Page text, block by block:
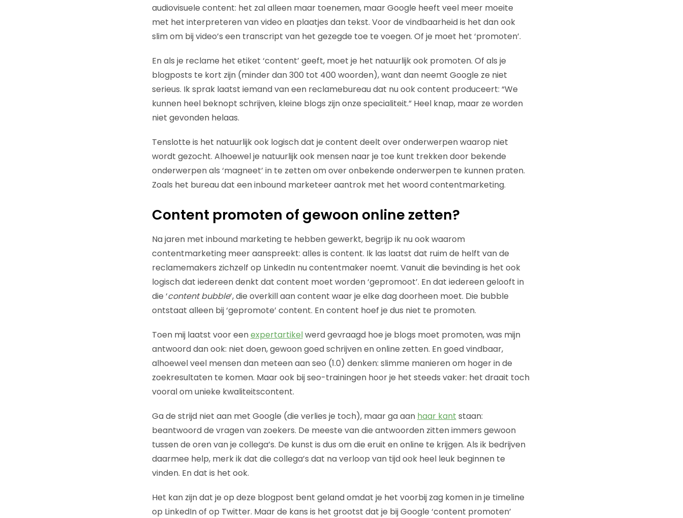
audiovisuele content: het zal alleen maar toenemen, maar Google heeft veel meer moeite
met het interpreteren van video en plaatjes dan tekst. Voor de vindbaarheid is het dan ook
slim om bij video’s een transcript van het gezegde toe te voegen. Of je moet het ‘promoten’.
En als je reclame het etiket ‘content’ geeft, moet je het natuurlijk ook promoten. Of als je
blogposts te kort zijn (minder dan 300 tot 400 woorden), want dan neemt Google ze niet
serieus. Ik sprak laatst iemand van een reclamebureau dat nu ook content produceert: “We
kunnen heel beknopt schrijven, kleine blogs zijn onze specialiteit.” Heel knap, maar ze worden
niet gevonden helaas.
Tenslotte is het natuurlijk ook logisch dat je content deelt over onderwerpen waarop niet
wordt gezocht. Alhoewel je natuurlijk ook mensen naar je toe kunt trekken door bekende
onderwerpen als ‘magneet’ in te zetten om over onbekende onderwerpen te kunnen praten.
Zoals het bureau dat een inbound marketeer aantrok met het woord contentmarketing.
Content promoten of gewoon online zetten?
Na jaren met inbound marketing te hebben gewerkt, begrijp ik nu ook waarom
contentmarketing meer aanspreekt: alles is content. Ik las laatst dat ruim de helft van de
reclamemakers zichzelf op LinkedIn nu contentmaker noemt. Vanuit die bevinding is het ook
logisch dat iedereen denkt dat content moet worden ‘gepromoot’. En dat iedereen gelooft in
die ‘content bubble‘, die overkill aan content waar je elke dag doorheen moet. Die bubble
ontstaat alleen bij ‘gepromote’ content. En content hoef je dus niet te promoten.
Toen mij laatst voor eenexpertartikelwerd gevraagd hoe je blogs moet promoten, was mijn
antwoord dan ook: niet doen, gewoon goed schrijven en online zetten. En goed vindbaar,
alhoewel veel mensen dan meteen aan seo (1.0) denken: slimme manieren om hoger in de
zoekresultaten te komen. Maar ook bij seo-trainingen hoor je het steeds vaker: het draait toch
vooral om unieke kwaliteitscontent.
Ga de strijd niet aan met Google (die verlies je toch), maar ga aan haar kant staan:
beantwoord de vragen van zoekers. De meeste van die antwoorden zitten immers gewoon
tussen de oren van je collega’s. De kunst is dus om die eruit en online te krijgen. Als ik bedrijven
daarmee help, merk ik dat die collega’s dat na verloop van tijd ook heel leuk beginnen te
vinden. En dat is het ook.
Het kan zijn dat je op deze blogpost bent geland omdat je het voorbij zag komen in je timeline
op LinkedIn of op Twitter. Maar de kans is het grootst dat je bij Google ‘content promoten’